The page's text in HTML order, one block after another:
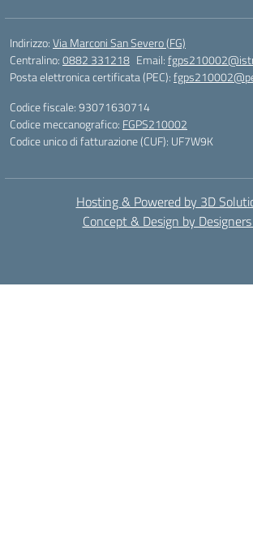
Indirizzo:Via Marconi San Severo (FG)
Centralino:0882 331218 Email:
Posta elettronica certificata (PEC):
Codice fiscale: 93071630714
Codice meccanografico: FGPS210002
Codice unico di fatturazione (CUF): UF7W9K
Hosting & Powered by 3D
Concept & Design by